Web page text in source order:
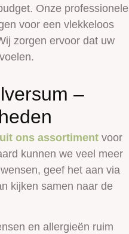
Onze professionele
voor een vlekkeloos
zorgen ervoor dat uw
–
ons assortiment voor
kunnen we veel meer
geef het aan via
kijken samen naar de
en allergieën ruim